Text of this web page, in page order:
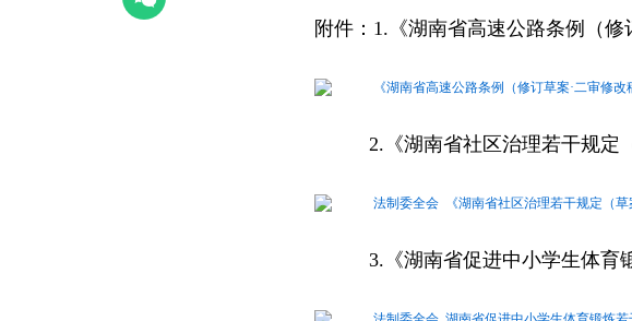
附件：1.《湖南省高速公路条例（修
《湖南省高速公路条例（修订草案·二审修改
2.《湖南省社区治理若干规定（
法制委全会 《湖南省社区治理若干规定（草
3.《湖南省促进中小学生体育锻